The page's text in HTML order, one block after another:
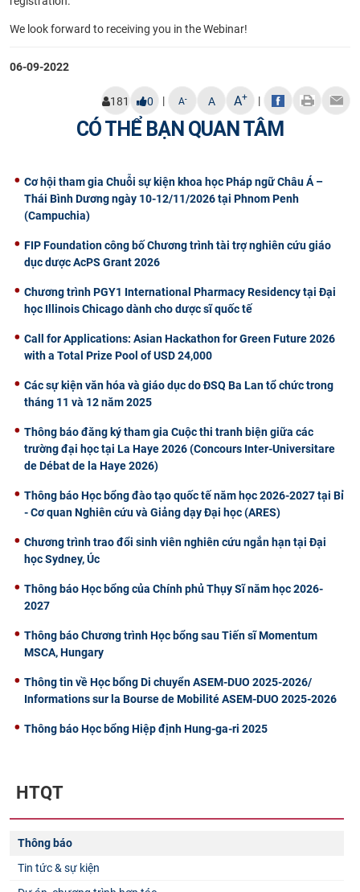
We look forward to receiving you in the Webinar!
06-09-2022
181 0 | A- A A+ |
CÓ THỂ BẠN QUAN TÂM
Cơ hội tham gia Chuỗi sự kiện khoa học Pháp ngữ Châu Á –
Thái Bình Dương ngày 10-12/11/2026 tại Phnom Penh
(Campuchia)
FIP Foundation công bố Chương trình tài trợ nghiên cứu giáo
dục dược AcPS Grant 2026
Chương trình PGY1 International Pharmacy Residency tại Đại
học Illinois Chicago dành cho dược sĩ quốc tế
Call for Applications: Asian Hackathon for Green Future 2026
with a Total Prize Pool of USD 24,000
Các sự kiện văn hóa và giáo dục do ĐSQ Ba Lan tổ chức trong
tháng 11 và 12 năm 2025
Thông báo đăng ký tham gia Cuộc thi tranh biện giữa các
trường đại học tại La Haye 2026 (Concours Inter-Universitare
de Débat de la Haye 2026)
Thông báo Học bổng đào tạo quốc tế năm học 2026-2027 tại Bỉ
- Cơ quan Nghiên cứu và Giảng dạy Đại học (ARES)
Chương trình trao đổi sinh viên nghiên cứu ngắn hạn tại Đại
học Sydney, Úc
Thông báo Học bổng của Chính phủ Thụy Sĩ năm học 2026-
2027
Thông báo Chương trình Học bổng sau Tiến sĩ Momentum
MSCA, Hungary
Thông tin về Học bổng Di chuyển ASEM-DUO 2025-2026/
Informations sur la Bourse de Mobilité ASEM-DUO 2025-2026
Thông báo Học bổng Hiệp định Hung-ga-ri 2025
HTQT
Thông báo
Tin tức & sự kiện